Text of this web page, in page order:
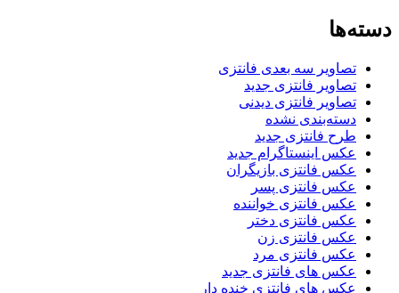
دسته‌ها
تصاویر سه بعدی فانتزی
تصاویر فانتزی جدید
تصاویر فانتزی دیدنی
دسته‌بندی نشده
طرح فانتزی جدید
عکس اینستاگرام جدید
عکس فانتزی بازیگران
عکس فانتزی پسر
عکس فانتزی خواننده
عکس فانتزی دختر
عکس فانتزی زن
عکس فانتزی مرد
عکس های فانتزی جدید
عکس های فانتزی خنده دار